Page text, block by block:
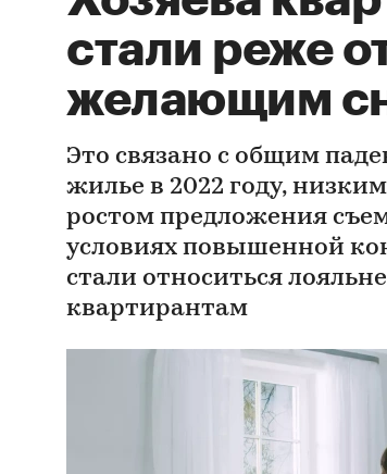
стали реже
желающим
Это связано с общим
жилье в 2022 году,
ростом предложения
условиях повышенной
стали относиться
квартирантам